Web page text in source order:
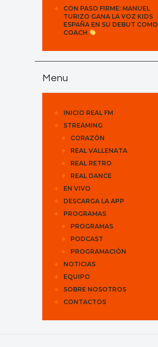
CON PASO FIRME: MANUEL
TURIZO GANA LA VOZ KIDS
ESPAÑA EN SU DEBUT COMO
COACH
Menu
INICIO REAL FM
STREAMING
CORAZÓN
REAL VALLENATA
REAL RETRO
REAL DANCE
EN VIVO
DESCARGA LA APP
PROGRAMAS
PROGRAMAS
PODCAST
PROGRAMACIÓN
NOTICIAS
EQUIPO
SOBRE NOSOTROS
CONTACTOS